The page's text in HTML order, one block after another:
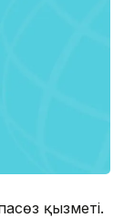
қызметі.